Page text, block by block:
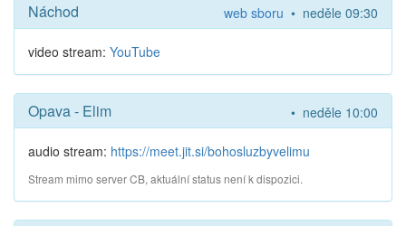
web sboru • neděle 09:30
Náchod
video stream: YouTube
• neděle 10:00
Opava - Elim
audio stream: https://meet.jit.si/bohosluzbyvelimu
Stream mimo server CB, aktuální status není k dispozici.